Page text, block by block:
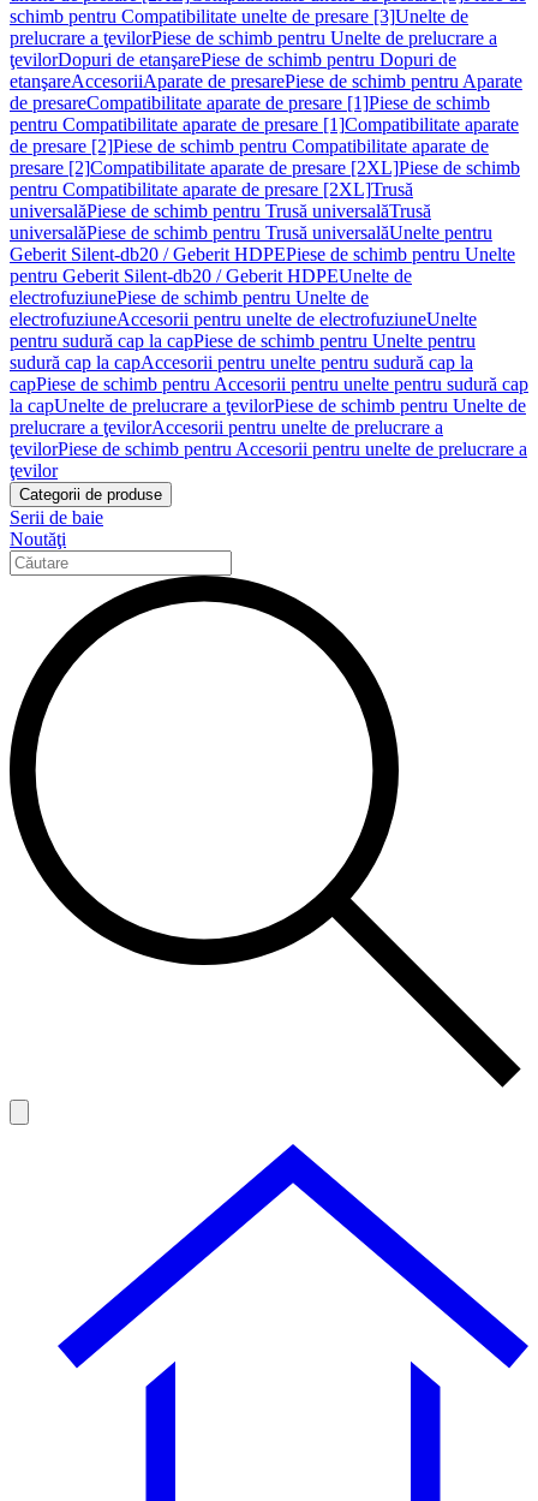
schimb pentru Compatibilitate unelte de presare [3]Unelte de
prelucrare a ţevilorPiese de schimb pentru Unelte de prelucrare a
ţevilorDopuri de etanşarePiese de schimb pentru Dopuri de
etanşareAccesoriiAparate de presarePiese de schimb pentru Aparate
de presareCompatibilitate aparate de presare [1]Piese de schimb
pentru Compatibilitate aparate de presare [1]Compatibilitate aparate
de presare [2]Piese de schimb pentru Compatibilitate aparate de
presare [2]Compatibilitate aparate de presare [2XL]Piese de schimb
pentru Compatibilitate aparate de presare [2XL]Trusă
universalăPiese de schimb pentru Trusă universalăTrusă
universalăPiese de schimb pentru Trusă universalăUnelte pentru
Geberit Silent-db20 / Geberit HDPEPiese de schimb pentru Unelte
pentru Geberit Silent-db20 / Geberit HDPEUnelte de
electrofuziunePiese de schimb pentru Unelte de
electrofuziuneAccesorii pentru unelte de electrofuziuneUnelte
pentru sudură cap la capPiese de schimb pentru Unelte pentru
sudură cap la capAccesorii pentru unelte pentru sudură cap la
capPiese de schimb pentru Accesorii pentru unelte pentru sudură cap
la capUnelte de prelucrare a ţevilorPiese de schimb pentru Unelte de
prelucrare a ţevilorAccesorii pentru unelte de prelucrare a
ţevilorPiese de schimb pentru Accesorii pentru unelte de prelucrare a
ţevilor
Categorii de produse
Serii de baie
Noutăţi